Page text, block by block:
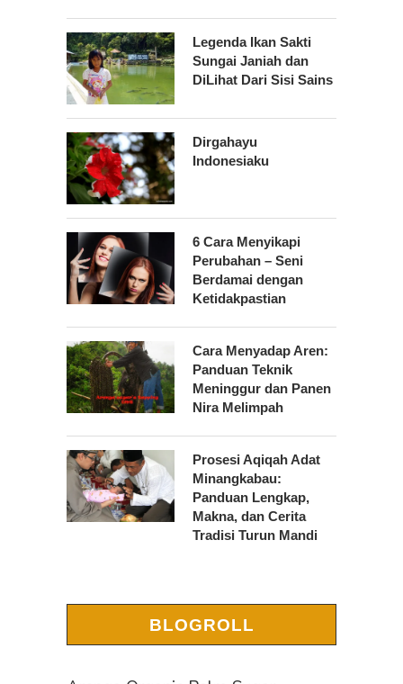
Legenda Ikan Sakti
Sungai Janiah dan
DiLihat Dari Sisi Sains
Dirgahayu
Indonesiaku
6 Cara Menyikapi
Perubahan – Seni
Berdamai dengan
Ketidakpastian
Cara Menyadap Aren:
Panduan Teknik
Meninggur dan Panen
Nira Melimpah
Prosesi Aqiqah Adat
Minangkabau:
Panduan Lengkap,
Makna, dan Cerita
Tradisi Turun Mandi
BLOGROLL